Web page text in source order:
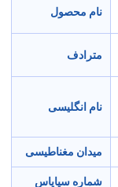
نام محصول
مترادف
نام انگلیسی
میدان مغناطیسی
شماره سیایاس